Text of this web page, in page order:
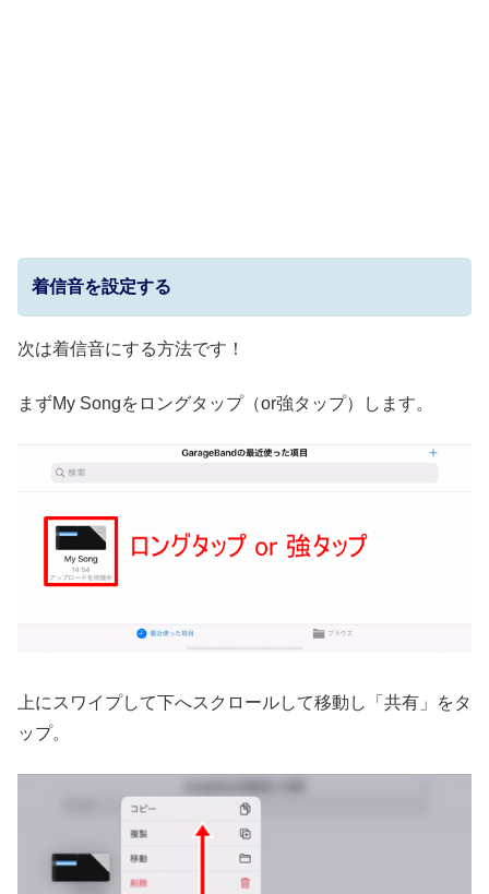
着信音を設定する
次は着信音にする方法です！
まずMy Songをロングタップ（or強タップ）します。
上にスワイプして下へスクロールして移動し「共有」をタ
ップ。